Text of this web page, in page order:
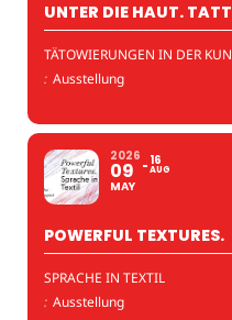
UNTER DIE HAUT.
TÄTOWIERUNGEN IN DER
: Ausstellung
2026
09
MAY
16
AUG
POWERFUL TEXTURES.
SPRACHE IN TEXTIL
: Ausstellung